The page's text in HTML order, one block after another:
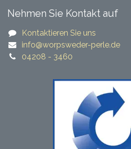
Nehmen Sie Kontakt auf
Kontaktieren Sie uns
​​info@worpsweder-perle.de​​
04208 - 3460